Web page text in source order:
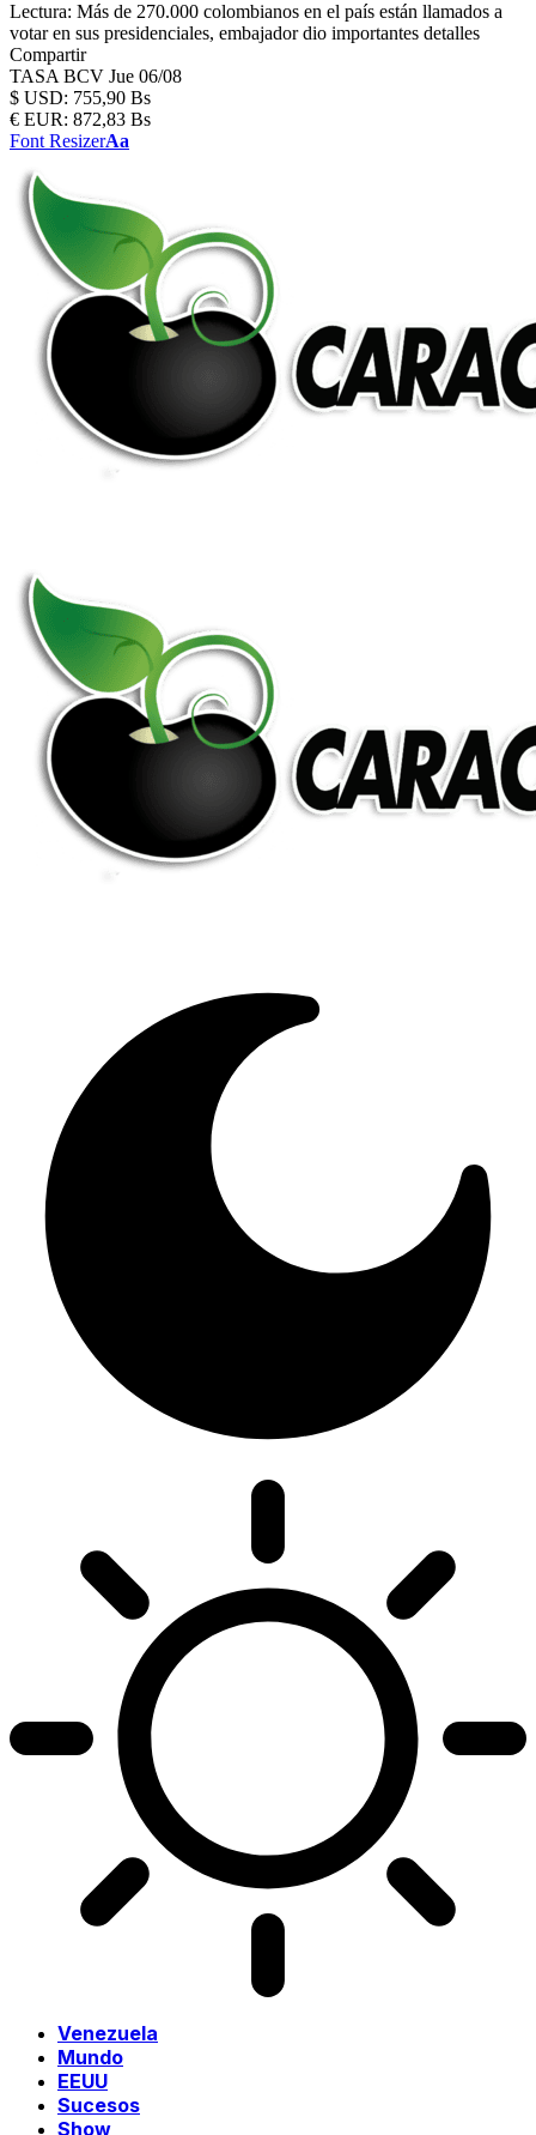
Lectura: Más de 270.000 colombianos en el país están llamados a
votar en sus presidenciales, embajador dio importantes detalles
Compartir
TASA BCV Jue 06/08
$ USD: 755,90 Bs
€ EUR: 872,83 Bs
Font ResizerAa
Venezuela
Mundo
EEUU
Sucesos
Show